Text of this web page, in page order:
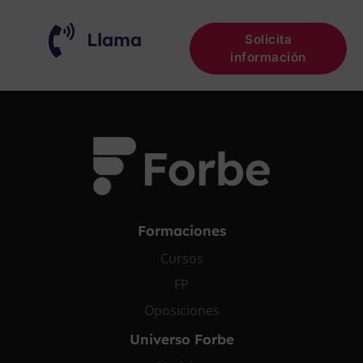
Llama
Solicita
información
Formaciones
Cursos
FP
Oposiciones
Universo Forbe